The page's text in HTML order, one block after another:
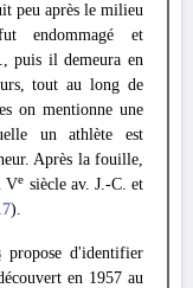
peu après le milieu
endommagé et
puis il demeura en
tout au long de
on mentionne une
un athlète est
Après la fouille,
Ve siècle av. J.-C. et
).
propose d'identifier
en 1957 au